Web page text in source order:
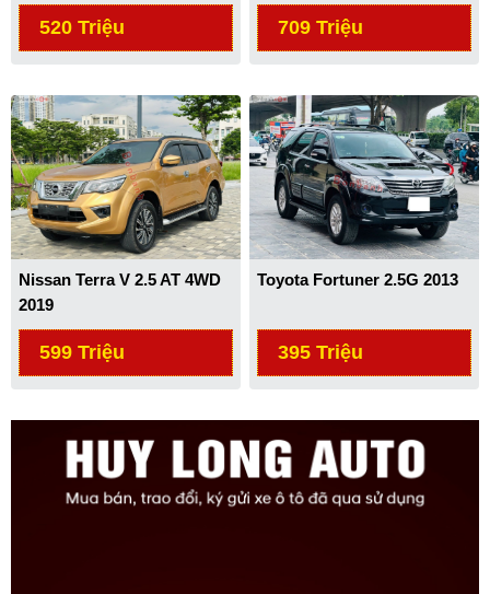
520 Triệu 709 Triệu
Nissan Terra V 2.5 AT 4WD
2019
599 Triệu
Toyota Fortuner 2.5G 2013
395 Triệu